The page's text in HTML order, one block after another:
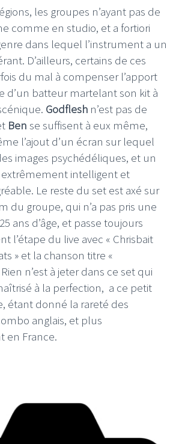
les groupes n’ayant pas de
comme en studio, et a fortiori
dans lequel l’instrument a un
D’ailleurs, certains de ces
du mal à compenser l’apport
d’un batteur martelant son kit à
Godflesh n’est pas de
Ben se suffisent à eux même,
l’ajout d’un écran sur lequel
images psychédéliques, et un
intelligent et
Le reste du set est axé sur
du groupe, qui n’a pas pris une
ans d’âge, et passe toujours
l’étape du live avec « Chrisbait
» et la chanson titre «
n’est à jeter dans ce set qui
à la perfection, a ce petit
étant donné la rareté des
anglais, et plus
en France.